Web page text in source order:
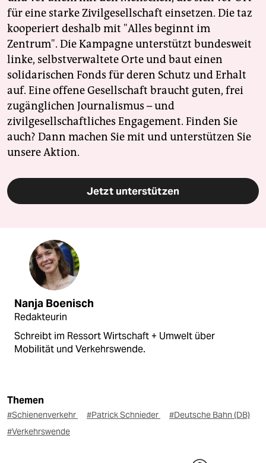
für eine starke Zivilgesellschaft einsetzen. Die taz
kooperiert deshalb mit "Alles beginnt im
Zentrum". Die Kampagne unterstützt bundesweit
linke, selbstverwaltete Orte und baut einen
solidarischen Fonds für deren Schutz und Erhalt
auf. Eine offene Gesellschaft braucht guten, frei
zugänglichen Journalismus – und
zivilgesellschaftliches Engagement. Finden Sie
auch? Dann machen Sie mit und unterstützen Sie
unsere Aktion.
Jetzt unterstützen
Nanja Boenisch
Redakteurin
Schreibt im Ressort Wirtschaft + Umwelt über
Mobilität und Verkehrswende.
Themen
#Schienenverkehr #Patrick Schnieder
#Deutsche Bahn (DB)
#Verkehrswende